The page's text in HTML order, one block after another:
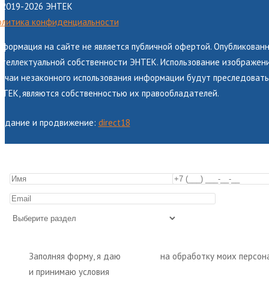
2026 ЭНТЕК
конфиденциальности
на сайте не является публичной офертой.
собственности ЭНТЕК. Использование
незаконного использования информации будут
являются собственностью их правообладателей.
и продвижение: direct18
Заполняя форму, я даю
на обработку моих
и принимаю условия